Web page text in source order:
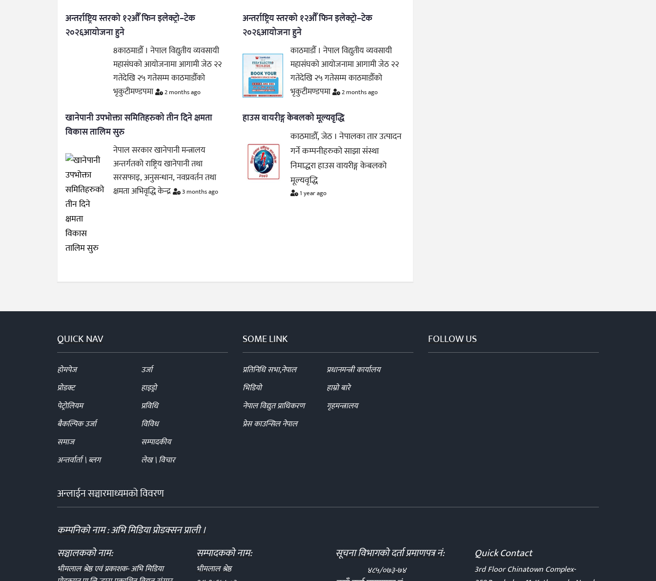
अन्तर्राष्ट्रिय स्तरको १२औँ फिन इलेक्ट्रो–टेक
२०२६आयोजना हुने
8काठमाडौँ । नेपाल विद्युतीय व्यवसायी
महासंघको आयोजनामा आगामी जेठ २२
गतेदेखि २५ गतेसम्म काठमाडौँको
भृकुटीमण्डपमा
2 months ago
अन्तर्राष्ट्रिय स्तरको १२औँ फिन इलेक्ट्रो–टेक
२०२६आयोजना हुने
काठमाडौँ । नेपाल विद्युतीय व्यवसायी
महासंघको आयोजनामा आगामी जेठ २२
गतेदेखि २५ गतेसम्म काठमाडौँको
भृकुटीमण्डपमा
2 months ago
खानेपानी उपभोक्ता समितिहरुको तीन दिने क्षमता
विकास तालिम सुरु
नेपाल सरकार खानेपानी मन्त्रालय
अन्तर्गतको राष्ट्रिय खानेपानी तथा
सरसफाइ, अनुसन्धान, नवप्रवर्तन तथा
क्षमता अभिवृद्धि केन्द्र
3 months ago
हाउस वायरीङ्ग केबलको मूल्यवृद्धि
काठमाडौँ, जेठ । नेपालका तार उत्पादन
गर्ने कम्पनीहरुको साझा संस्था
निमाद्धरा हाउस वायरीङ्ग केबलको
मूल्यवृद्धि
1 year ago
QUICK NAV
होमपेज
उर्जा
प्रोडक्ट
हाइड्रो
पेट्रोलियम
प्रविधि
बैकल्पिक उर्जा
विविध
समाज
सम्पादकीय
अन्तर्वार्ता \ ब्लग
लेख \ विचार
SOME LINK
प्रतिनिधि सभा,नेपाल
प्रधानमन्त्री कार्यालय
भिडियो
हाम्रो बारे
नेपाल विद्युत प्राधिकरण
गृहमन्त्रालय
प्रेस काउन्सिल नेपाल
FOLLOW US
अन्लाईन सञ्चारमाध्यमको विवरण
कम्पनिको नाम : अभि मिडिया प्रोडक्सन प्राली ।
सञ्चालकको नाम:
भीमलाल श्रेष्ठ एवं प्रकाशक- अभि मिडिया
सम्पादकको नाम:
भीमलाल श्रेष्ठ
सूचना विभागको दर्ता प्रमाणपत्र नं:
४८५/०७३-७४
Quick Contact
3rd Floor Chinatown Complex-